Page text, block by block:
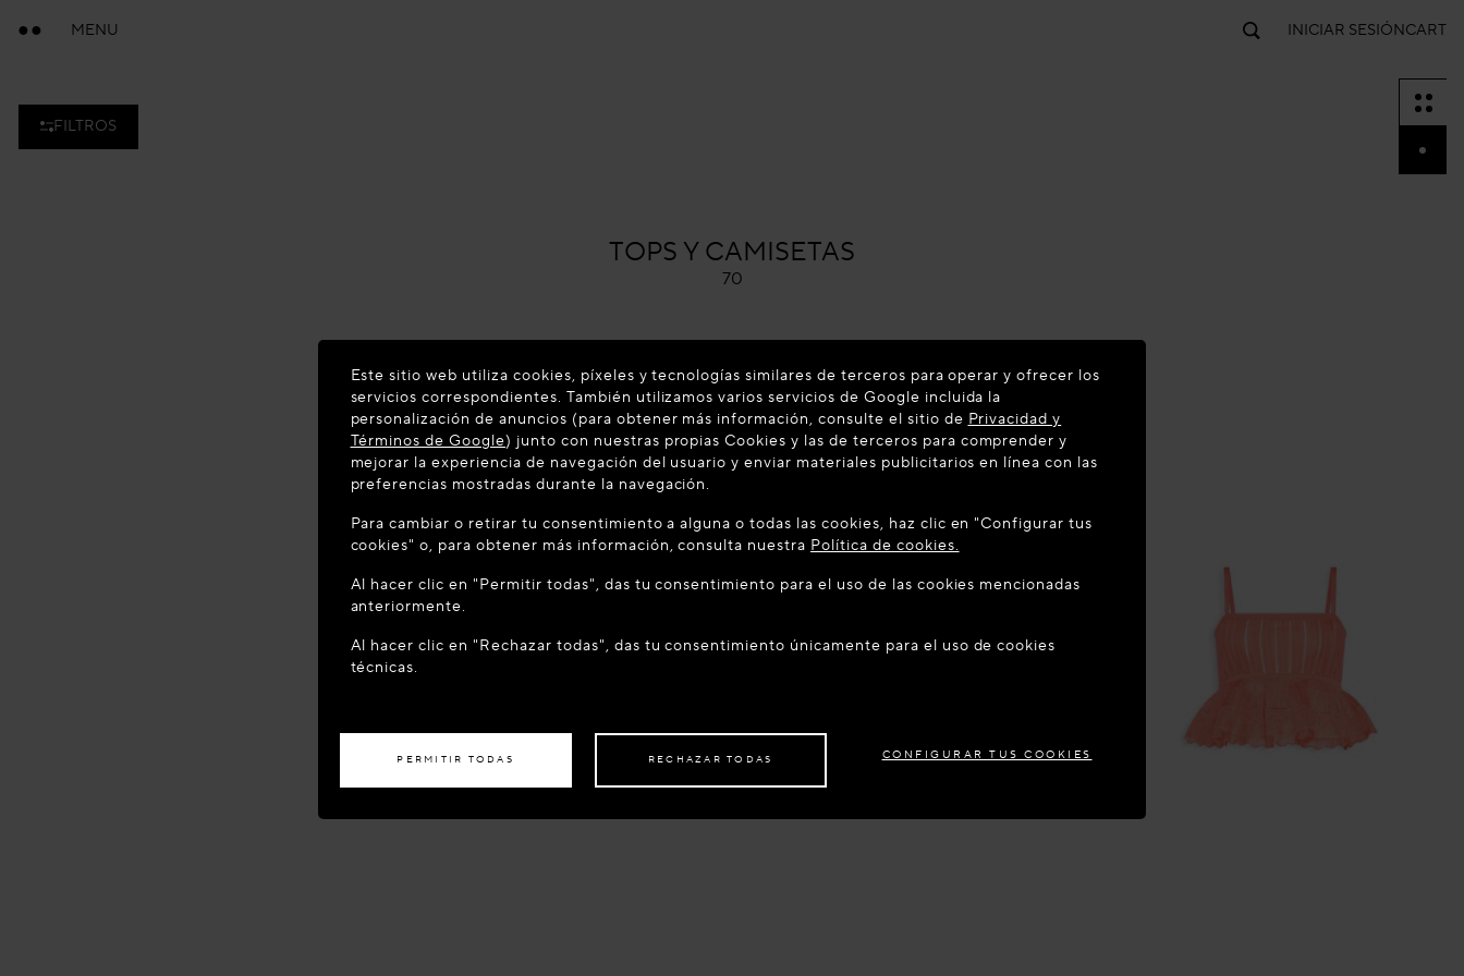
MENU INICIAR SESIÓNCART
BIENVENIDO A MAISON-ALAIA.COM
Parece que se encuentra en el siguiente país: United States. ¿Desea actualizar su
ubicación?
ACCEDER AL SITIO: UNITED STATES
Si desea recibir su pedido en otro país,
FILTROS
ALAÏA
TOPS Y CAMISETAS
70
Este sitio web utiliza cookies, píxeles y tecnologías similares de terceros para operar y ofrecer los
servicios correspondientes. También utilizamos varios servicios de Google incluida la
personalización de anuncios (para obtener más información, consulte el sitio de Privacidad y
Términos de Google) junto con nuestras propias Cookies y las de terceros para comprender y
mejorar la experiencia de navegación del usuario y enviar materiales publicitarios en línea con las
preferencias mostradas durante la navegación.
Para cambiar o retirar tu consentimiento a alguna o todas las cookies, haz clic en "Configurar tus
cookies" o, para obtener más información, consulta nuestra Política de cookies.
Al hacer clic en "Permitir todas", das tu consentimiento para el uso de las cookies mencionadas
anteriormente.
Al hacer clic en "Rechazar todas", das tu consentimiento únicamente para el uso de cookies
técnicas.
PERMITIR TODAS RECHAZAR TODAS CONFIGURAR TUS COOKIES